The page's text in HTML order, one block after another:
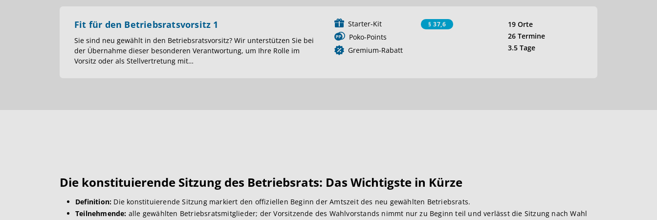
Fit für den Betriebsratsvorsitz 1
Sie sind neu gewählt in den Betriebsratsvorsitz? Wir unterstützen Sie bei
der Übernahme dieser besonderen Verantwortung, um Ihre Rolle im
Vorsitz oder als Stellvertretung mit…
Starter-Kit
Poko-Points
Gremium-Rabatt
§ 37,6
19 Orte
26 Termine
3.5 Tage
Die konstituierende Sitzung des Betriebsrats: Das Wichtigste in Kürze
Definition: Die konstituierende Sitzung markiert den offiziellen Beginn der Amtszeit des neu gewählten Betriebsrats.
Teilnehmende: alle gewählten Betriebsratsmitglieder; der Vorsitzende des Wahlvorstands nimmt nur zu Beginn teil und verlässt die Sitzung nach Wahl